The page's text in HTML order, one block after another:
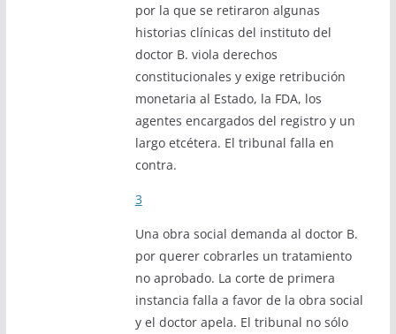
por la que se retiraron algunas
historias clínicas del instituto del
doctor B. viola derechos
constitucionales y exige retribución
monetaria al Estado, la FDA, los
agentes encargados del registro y un
largo etcétera. El tribunal falla en
contra.
3
Una obra social demanda al doctor B.
por querer cobrarles un tratamiento
no aprobado. La corte de primera
instancia falla a favor de la obra social
y el doctor apela. El tribunal no sólo